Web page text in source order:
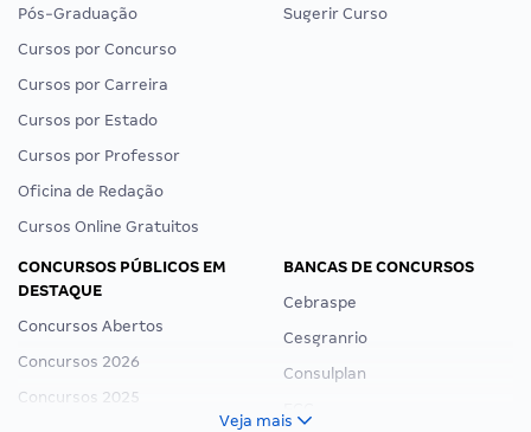
Pós-Graduação
Cursos por Concurso
Cursos por Carreira
Cursos por Estado
Cursos por Professor
Oficina de Redação
Cursos Online Gratuitos
Sugerir Curso
CONCURSOS PÚBLICOS EM
DESTAQUE
Concursos Abertos
Concursos 2026
Concursos 2025
BANCAS DE CONCURSOS
Cebraspe
Cesgranrio
Consulplan
Veja mais